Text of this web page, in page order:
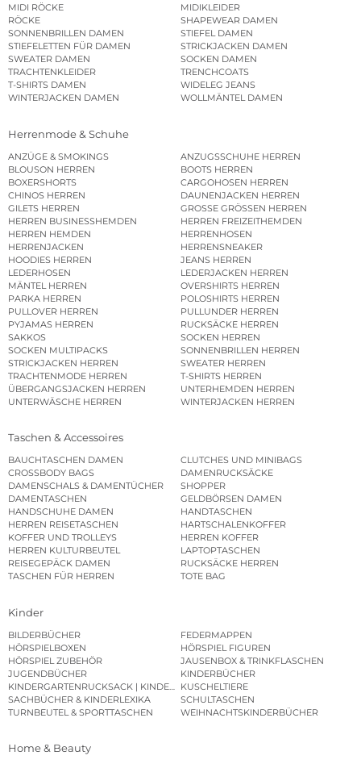
MIDI RÖCKE
MIDIKLEIDER
RÖCKE
SHAPEWEAR DAMEN
SONNENBRILLEN DAMEN
STIEFEL DAMEN
STIEFELETTEN FÜR DAMEN
STRICKJACKEN DAMEN
SWEATER DAMEN
SOCKEN DAMEN
TRACHTENKLEIDER
TRENCHCOATS
T-SHIRTS DAMEN
WIDELEG JEANS
WINTERJACKEN DAMEN
WOLLMÄNTEL DAMEN
Herrenmode & Schuhe
ANZÜGE & SMOKINGS
ANZUGSSCHUHE HERREN
BLOUSON HERREN
BOOTS HERREN
BOXERSHORTS
CARGOHOSEN HERREN
CHINOS HERREN
DAUNENJACKEN HERREN
GILETS HERREN
GROSSE GRÖSSEN HERREN
HERREN BUSINESSHEMDEN
HERREN FREIZEITHEMDEN
HERREN HEMDEN
HERRENHOSEN
HERRENJACKEN
HERRENSNEAKER
HOODIES HERREN
JEANS HERREN
LEDERHOSEN
LEDERJACKEN HERREN
MÄNTEL HERREN
OVERSHIRTS HERREN
PARKA HERREN
POLOSHIRTS HERREN
PULLOVER HERREN
PULLUNDER HERREN
PYJAMAS HERREN
RUCKSÄCKE HERREN
SAKKOS
SOCKEN HERREN
SOCKEN MULTIPACKS
SONNENBRILLEN HERREN
STRICKJACKEN HERREN
SWEATER HERREN
TRACHTENMODE HERREN
T-SHIRTS HERREN
ÜBERGANGSJACKEN HERREN
UNTERHEMDEN HERREN
UNTERWÄSCHE HERREN
WINTERJACKEN HERREN
Taschen & Accessoires
BAUCHTASCHEN DAMEN
CLUTCHES UND MINIBAGS
CROSSBODY BAGS
DAMENRUCKSÄCKE
DAMENSCHALS & DAMENTÜCHER
SHOPPER
DAMENTASCHEN
GELDBÖRSEN DAMEN
HANDSCHUHE DAMEN
HANDTASCHEN
HERREN REISETASCHEN
HARTSCHALENKOFFER
KOFFER UND TROLLEYS
HERREN KOFFER
HERREN KULTURBEUTEL
LAPTOPTASCHEN
REISEGEPÄCK DAMEN
RUCKSÄCKE HERREN
TASCHEN FÜR HERREN
TOTE BAG
Kinder
BILDERBÜCHER
FEDERMAPPEN
HÖRSPIELBOXEN
HÖRSPIEL FIGUREN
HÖRSPIEL ZUBEHÖR
JAUSENBOX & TRINKFLASCHEN
JUGENDBÜCHER
KINDERBÜCHER
KINDERGARTENRUCKSACK | KINDERGARTENBEUTEL
KUSCHELTIERE
SACHBÜCHER & KINDERLEXIKA
SCHULTASCHEN
TURNBEUTEL & SPORTTASCHEN
WEIHNACHTSKINDERBÜCHER
Home & Beauty